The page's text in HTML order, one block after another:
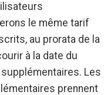
le même tarif
au prorata de la
à la date du
Les
prennent